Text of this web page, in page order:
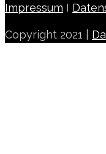
Impressum I
Copyright 2021 |